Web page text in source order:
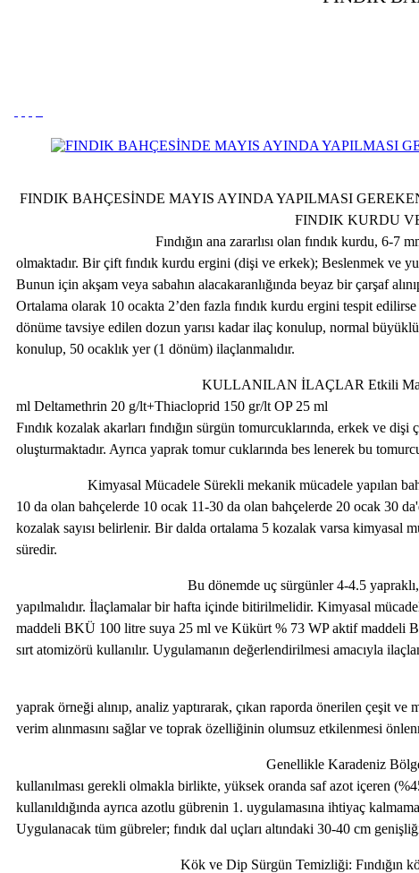
FINDIK BAHÇESİNDE
FINDIK
Fındığın ana zararlısı olan fındık kurdu, 6-7 mm boyunda
olmaktadır. Bir çift fındık kurdu ergini (dişi ve erkek); Beslenmek ve
Bunun için akşam veya sabahın alacakaranlığında beyaz bir çarşaf
Ortalama olarak 10 ocakta 2’den fazla fındık kurdu ergini tespit
dönüme tavsiye edilen dozun yarısı kadar ilaç konulup, normal
konulup, 50 ocaklık yer (1 dönüm) ilaçlanmalıdır.
KULLANILAN İLAÇLAR Etkili Maddesi Dönüme Dozu
ml Deltamethrin 20 g/lt+Thiacloprid 150 gr/lt
Fındık kozalak akarları fındığın sürgün tomurcuklarında, erkek ve
oluşturmaktadır. Ayrıca yaprak tomur cuklarında bes lenerek bu
Kimyasal Mücadele Sürekli mekanik mücadele yapılan
10 da olan bahçelerde 10 ocak 11-30 da olan bahçelerde 20 ocak 30
kozalak sayısı belirlenir. Bir dalda ortalama 5 kozalak varsa kimyasal
süredir.
Bu dönemde uç sürgünler 4-4.5 yapraklı, yeni
yapılmalıdır. İlaçlamalar bir hafta içinde bitirilmelidir. Kimyasal
maddeli BKÜ 100 litre suya 25 ml ve Kükürt % 73 WP aktif maddeli
sırt atomizörü kullanılır. Uygulamanın değerlendirilmesi amacıyla
Bu sayım sonucunda bir dala isabet eden
yaprak örneği alınıp, analiz yaptırarak, çıkan raporda önerilen çeşit
verim alınmasını sağlar ve toprak özelliğinin olumsuz etkilenmesi
Genellikle Karadeniz Bölgesi fındık bahçelerinin
kullanılması gerekli olmakla birlikte, yüksek oranda saf azot içeren
kullanıldığında ayrıca azotlu gübrenin 1. uygulamasına ihtiyaç
Uygulanacak tüm gübreler; fındık dal uçları altındaki 30-40 cm
Kök ve Dip Sürgün Temizliği: Fındığın kök sürgünü